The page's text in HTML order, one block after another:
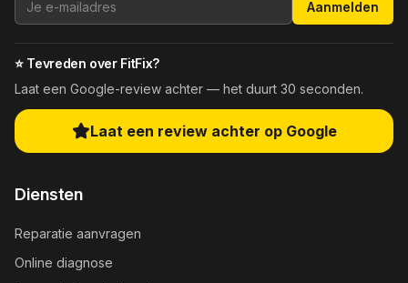
Aanmelden
⭐ Tevreden over FitFix?
Laat een Google-review achter — het duurt 30 seconden.
Laat een review achter op Google
Diensten
Reparatie aanvragen
Online diagnose